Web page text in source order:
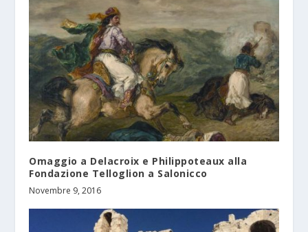
Omaggio a Delacroix e Philippoteaux alla
Fondazione Telloglion a Salonicco
Novembre 9, 2016